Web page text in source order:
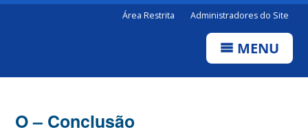
Área Restrita Administradores do Site
MENU
O – Conclusão